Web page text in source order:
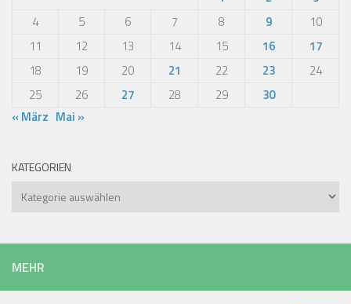
4
5 6 7 8 9
10
11
12 13 14 15 16
17
18
19 20 21 22 23
24
25
26 27 28 29
30
« März Mai »
KATEGORIEN
Kategorien
MEHR